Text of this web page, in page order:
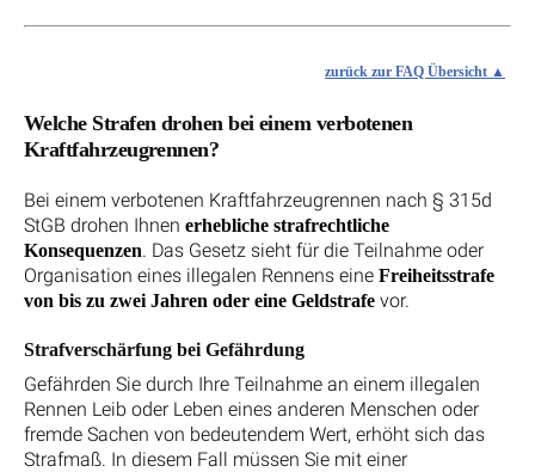
zurück zur FAQ Übersicht
Welche Strafen drohen bei einem verbotenen
Kraftfahrzeugrennen?
Bei einem verbotenen Kraftfahrzeugrennen nach § 315d
StGB drohen Ihnen erhebliche strafrechtliche
Konsequenzen. Das Gesetz sieht für die Teilnahme oder
Organisation eines illegalen Rennens eine Freiheitsstrafe
von bis zu zwei Jahren oder eine Geldstrafe vor.
Strafverschärfung bei Gefährdung
Gefährden Sie durch Ihre Teilnahme an einem illegalen
Rennen Leib oder Leben eines anderen Menschen oder
fremde Sachen von bedeutendem Wert, erhöht sich das
Strafmaß. In diesem Fall müssen Sie mit einer